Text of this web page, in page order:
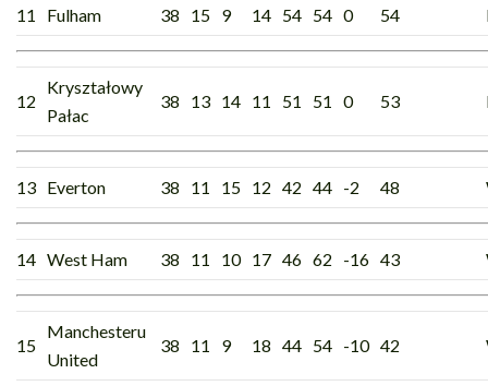
11 Fulham 38 15 9 14 54 54 0 54
12
Kryształowy
Pałac
38 13 14 11 51 51 0 53
13 Everton 38 11 15 12 42 44 -2 48
14 West Ham 38 11 10 17 46 62 -16 43
15
Manchesteru
United
38 11 9 18 44 54 -10 42